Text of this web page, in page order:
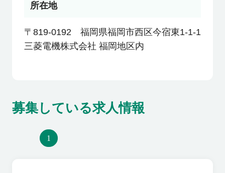
企業の担当者様
所在地
〒819-0192 福岡県福岡市西区今宿東1-1-1
三菱電機株式会社 福岡地区内
募集している求人情報
1